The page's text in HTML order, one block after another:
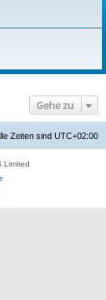
Gehe zu
Zeiten sind UTC+02:00
Limited